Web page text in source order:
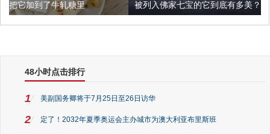
被列入佛家七宝的它到底有多美？
48小时点击排行
1 美副国务卿将于7月25日至26日访华
2 定了！2032年夏季奥运会主办城市为澳大利亚布里斯班